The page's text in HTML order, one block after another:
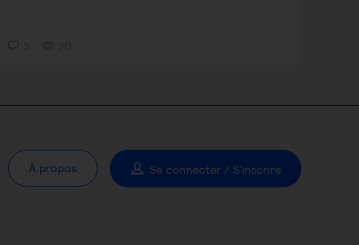
À propos Se connecter / S'inscrire